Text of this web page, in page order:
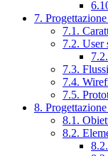
7.
7.1.
7.2. User
7.3.
7.4.
7.5.
8.
8.1.
8.2.